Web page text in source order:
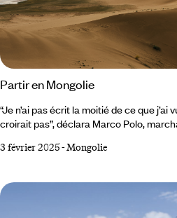
Partir en Mongolie
“Je n’ai pas écrit la moitié de ce que j’ai
croirait pas”, déclara Marco Polo,
préservent toujours la culture, fière et
toujours à Oulan-Bator. Îlot de
soviétiques, la capitale concentre la
3 février 2025-Mongolie